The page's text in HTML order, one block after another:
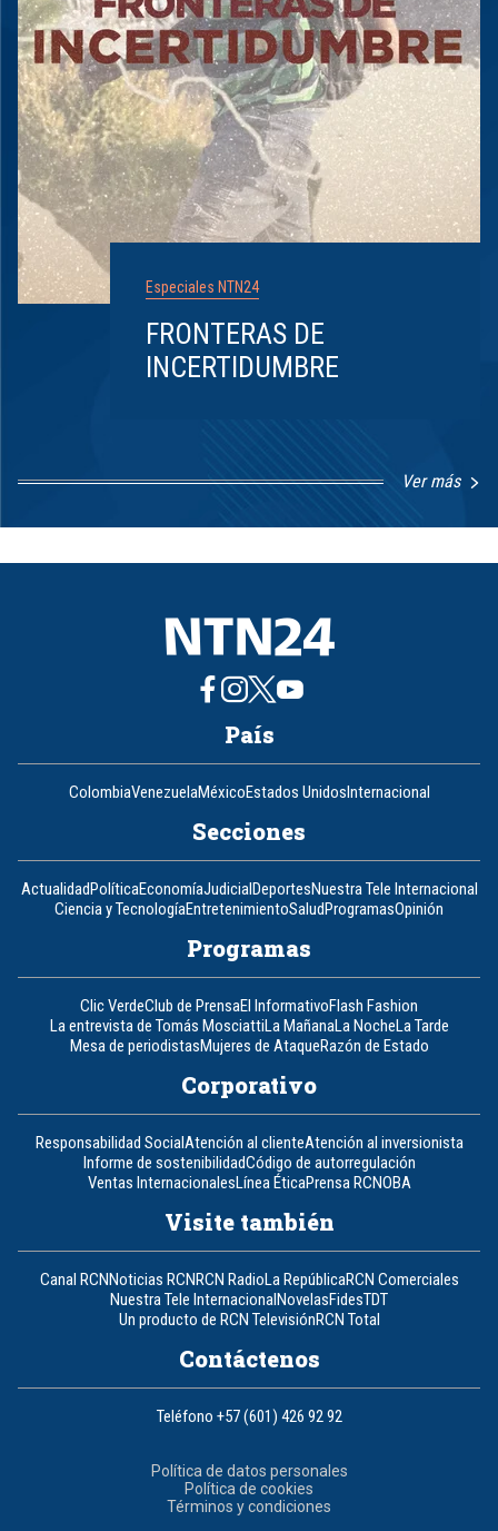
Especiales NTN24
FRONTERAS DE
INCERTIDUMBRE
Ver más
1
8
País
ColombiaVenezuelaMéxicoEstados UnidosInternacional
Secciones
ActualidadPolíticaEconomíaJudicialDeportesNuestra Tele Internacional
Ciencia y TecnologíaEntretenimientoSaludProgramasOpinión
Programas
Clic VerdeClub de PrensaEl InformativoFlash Fashion
La entrevista de Tomás MosciattiLa MañanaLa NocheLa Tarde
Mesa de periodistasMujeres de AtaqueRazón de Estado
Corporativo
Responsabilidad SocialAtención al clienteAtención al inversionista
Informe de sostenibilidadCódigo de autorregulación
Ventas InternacionalesLínea ÉticaPrensa RCNOBA
Visite también
Canal RCNNoticias RCNRCN RadioLa RepúblicaRCN Comerciales
Nuestra Tele InternacionalNovelasFidesTDT
Un producto de RCN TelevisiónRCN Total
Contáctenos
Teléfono +57 (601) 426 92 92
Política de datos personales
Política de cookies
Términos y condiciones